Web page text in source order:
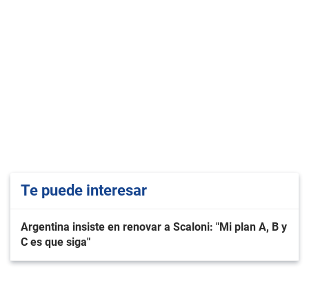
Te puede interesar
Argentina insiste en renovar a Scaloni: "Mi plan A, B y
C es que siga"